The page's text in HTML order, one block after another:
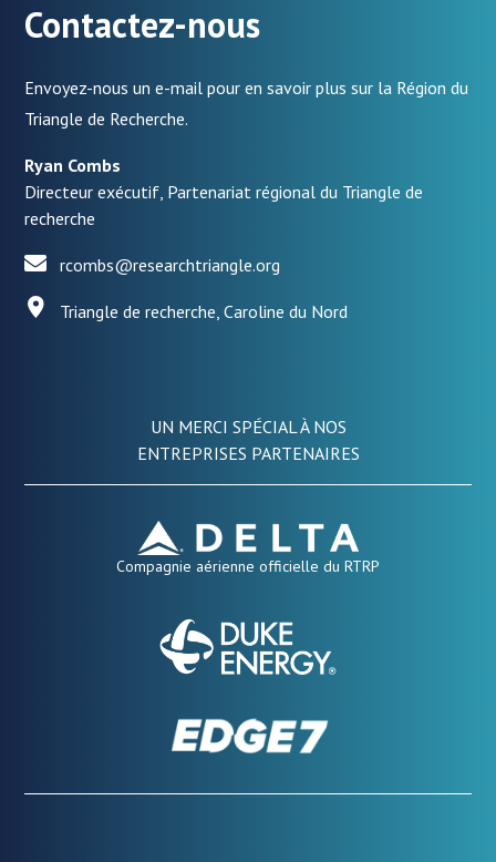
Contactez-nous
Envoyez-nous un e-mail pour en savoir plus sur la Région du
Triangle de Recherche.
Ryan Combs
Directeur exécutif, Partenariat régional du Triangle de
recherche
rcombs@researchtriangle.org
Triangle de recherche, Caroline du Nord
UN MERCI SPÉCIAL À NOS
ENTREPRISES PARTENAIRES
Compagnie aérienne officielle du RTRP